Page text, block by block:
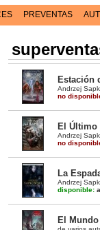
PREVENTAS
Estación
Andrzej
no
El Último
Andrzej
no
La
Andrzej
disponible:
El